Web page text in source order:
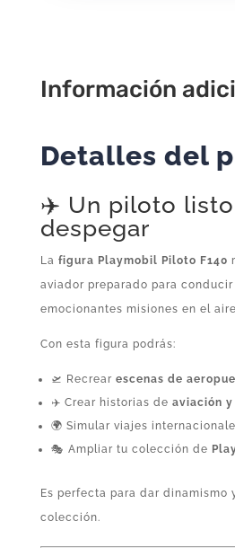
Playmobil
Información
Detalles del
✈️ Un piloto listo
despegar
La figura Playmobil Piloto F140
aviador preparado para
emocionantes misiones en el
Con esta figura podrás:
🛫 Recrear escenas de
✈️ Crear historias de aviación
🌍 Simular viajes
🎭 Ampliar tu colección de
Es perfecta para dar dinamismo
colección.